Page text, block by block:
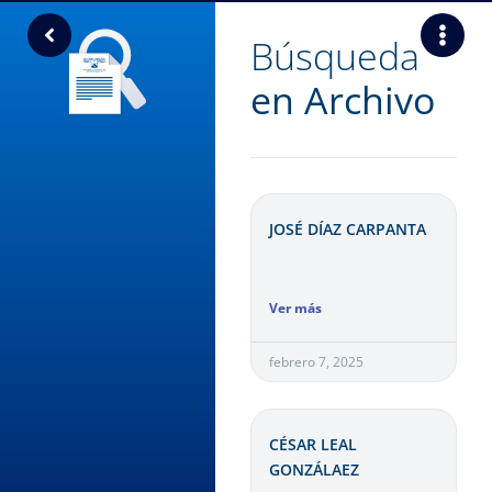
Búsqueda
en Archivo
JOSÉ DÍAZ CARPANTA
Ver más
febrero 7, 2025
CÉSAR LEAL
GONZÁLAEZ